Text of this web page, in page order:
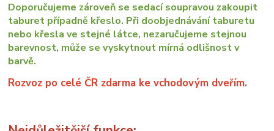
Doporučujeme zároveň se sedací soupravou zakoupit
taburet případně křeslo. Při doobjednávání taburetu
nebo křesla ve stejné látce, nezaručujeme stejnou
barevnost, může se vyskytnout mírná odlišnost v
barvě.
Rozvoz po celé ČR zdarma ke vchodovým dveřím.